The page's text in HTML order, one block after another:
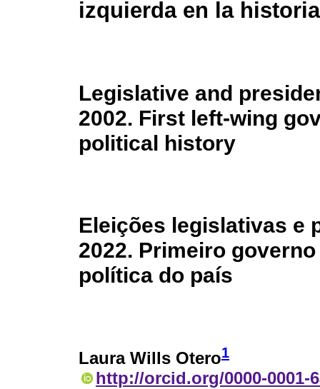
izquierda en la
Legislative and
2002. First left-wing
political history
Eleições legislativas e
2022. Primeiro
política do país
Laura Wills Otero1
http://orcid.org/0000-0001-